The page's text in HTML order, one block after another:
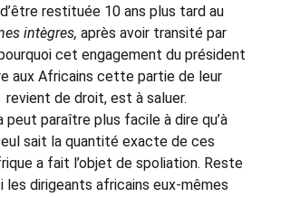
restituée 10 ans plus tard au
intègres, après avoir transité par
pourquoi cet engagement du président
aux Africains cette partie de leur
revient de droit, est à saluer.
paraître plus facile à dire qu’à
sait la quantité exacte de ces
a fait l’objet de spoliation. Reste
les dirigeants africains eux-mêmes